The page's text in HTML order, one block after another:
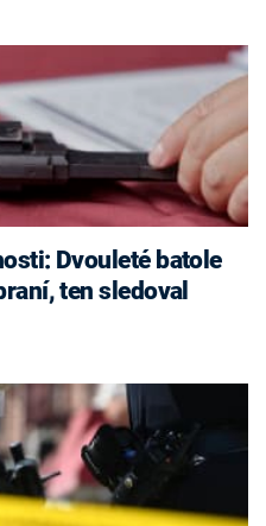
Dvouleté batole
ten sledoval